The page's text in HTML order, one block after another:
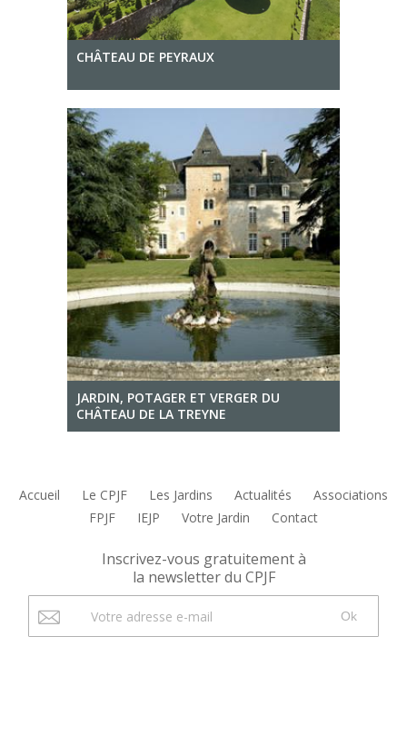
CHÂTEAU DE PEYRAUX
JARDIN, POTAGER ET VERGER DU
CHÂTEAU DE LA TREYNE
Accueil Le CPJF Les Jardins Actualités
Associations
FPJF
IEJP Votre Jardin Contact
Inscrivez-vous gratuitement à
la newsletter du CPJF
Ok